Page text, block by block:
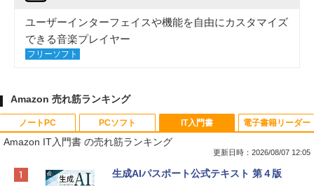
ユーザーインターフェイスや機能を自由にカスタマイズ
できる音楽プレイヤー
フリーソフト
Amazon 売れ筋ランキング
ノートPC
Apple 2026 MacBook Neo A18 Proチッ
PCソフト
Robloxギフトカード - 800 Robux 【限
IT入門書
Amazon IT入門書 の売れ筋ランキング
更新日時：2026/08/07 12:05
生成AIパスポート公式テキスト 第４版
電子書籍リーダー